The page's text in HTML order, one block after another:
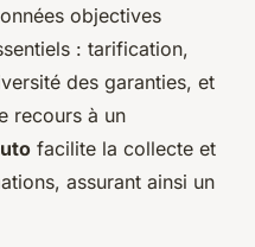
objectives
: tarification,
des garanties, et
recours à un
facilite la collecte et
assurant ainsi un